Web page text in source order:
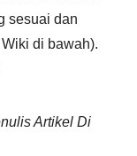
sesuai dan
di bawah).
Artikel Di